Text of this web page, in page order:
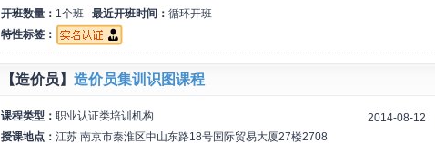
开班数量： 1个班 最近开班时间： 循环开班
特性标签：
【造价员】 造价员集训识图课程
课程类型： 职业认证类培训机构
授课地点： 江苏 南京市秦淮区中山东路18号国际贸易大厦27楼2708
2014-08-12